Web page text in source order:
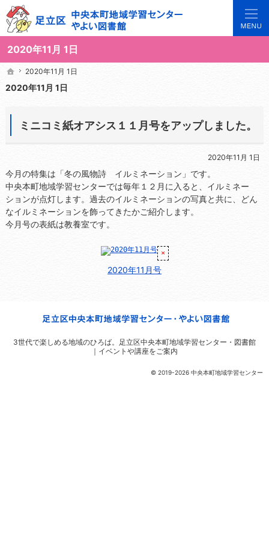
2020年11月 1日
3世代で楽しめる地域のひろば。当サイトでは地域の講座や施設をご案内しています。
足立区中央本町地域学習センターや図書館の総合案内サイト
ホーム
2020年11月 1日
2020年11月 1日
ミニコミ紙オアシス１１月号をアップしました。
2020年11月 1日
今月の特集は「冬の風物詩 イルミネーション」です。
中央本町地域学習センターでは毎年１２月に入ると、イルミネー
ションが点灯します。過去のイルミネーションの写真と共に、どん
なイルミネーションを飾ってきたかご紹介します。
今月号の表紙は教養室です。
2020年11月号
ホーム
2020年11月 1日
© 2019-2026 中央本町地域学習センター
3世代で楽しめる地域のひろば。
足立区中央本町地域学習センター・図書館
｜イベントや講座をご案内